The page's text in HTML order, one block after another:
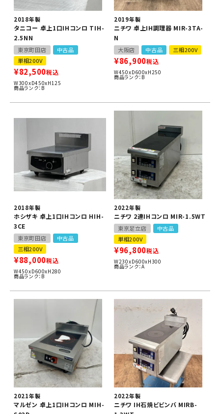
2018年製
タニコー 卓上1口IHコンロ TIH-
2.5NN
東京町田店
中古品
単相200V
¥82,500税込
W300xD450xH125
商品ランク：B
2019年製
ニチワ 卓上IH調理器 MIR-3TA-
N
大阪店 中古品 三相200V
¥86,900税込
W450xD600xH250
商品ランク：B
2018年製
ホシザキ 卓上1口IHコンロ HIH-
3CE
東京町田店
中古品
三相200V
¥88,000税込
W450xD600xH280
商品ランク：B
2022年製
ニチワ 2連IHコンロ MIR-1.5WT
東京足立店
中古品
単相200V
¥96,800税込
W230xD600xH300
商品ランク：A
2021年製
マルゼン 卓上1口IHコンロ MIH-
2022年製
ニチワ IH石焼ビビンバ MIRB-